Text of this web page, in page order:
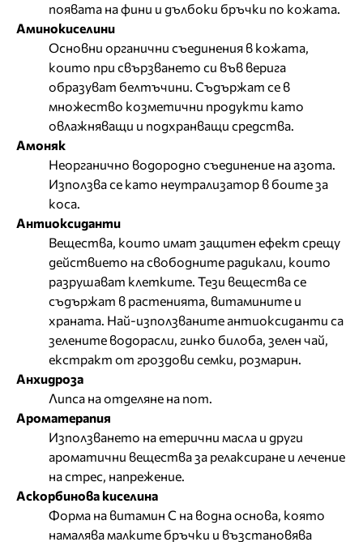
появата на фини и дълбоки бръчки по кожата.
Аминокиселини
Основни органични съединения в кожата,
които при свързването си във верига
образуват белтъчини. Съдържат се в
множество козметични продукти като
овлажняващи и подхранващи средства.
Амоняк
Неорганично водородно съединение на азота.
Използва се като неутрализатор в боите за
коса.
Антиоксиданти
Вещества, които имат защитен ефект срещу
действието на свободните радикали, които
разрушават клетките. Тези вещества се
съдържат в растенията, витамините и
храната. Най-използваните антиоксиданти са
зелените водорасли, гинко билоба, зелен чай,
екстракт от гроздови семки, розмарин.
Анхидроза
Липса на отделяне на пот.
Ароматерапия
Използването на етерични масла и други
ароматични вещества за релаксиране и лечение
на стрес, напрежение.
Аскорбинова киселина
Форма на витамин С на водна основа, която
намалява малките бръчки и възстановява